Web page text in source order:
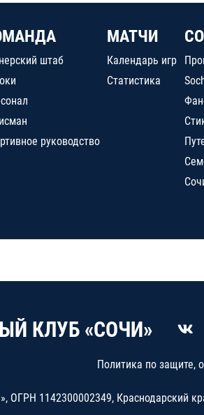
штаб
руководство
МАТЧИ
Календарь игр
Статистика
КЛУБ «СОЧИ»
Политика по защите,
ОГРН 1142300002349, Краснодарский